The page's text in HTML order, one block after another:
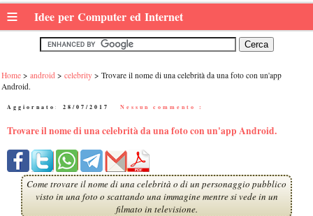
≡ Idee per Computer ed Internet
Home android celebrity
Trovare il nome di una celebrità da una foto con un'app
Android.
Aggiornato: 28/07/2017 Nessun commento :
Trovare il nome di una celebrità da una foto con un'app Android.
Come trovare il nome di una celebrità o di un personaggio pubblico
visto in una foto o scattando una immagine mentre si vede in un
filmato in televisione.